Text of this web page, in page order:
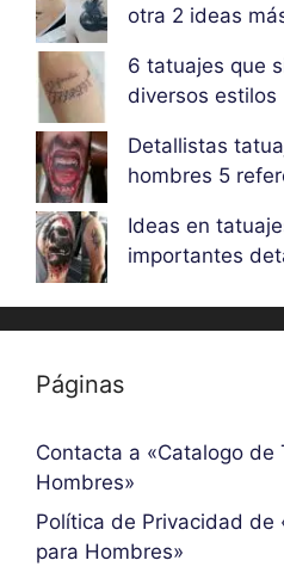
otra 2 ideas
6 tatuajes que
diversos estilos
Detallistas
hombres 5
Ideas en
importantes
Páginas
Contacta a «Catalogo de
Hombres»
Política de Privacidad de
para Hombres»